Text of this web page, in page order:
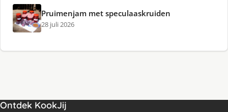
Pruimenjam met speculaaskruiden
28 juli 2026
Ontdek KookJij